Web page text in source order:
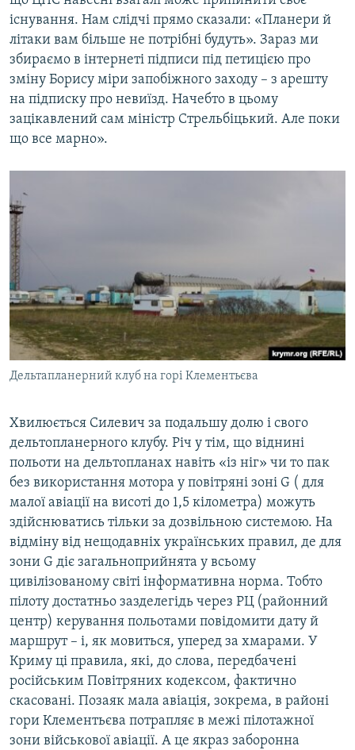
існування. Нам слідчі прямо сказали: «Планери й
літаки вам більше не потрібні будуть». Зараз ми
збираємо в інтернеті підписи під петицією про
зміну Борису міри запобіжного заходу – з арешту
на підписку про невиїзд. Начебто в цьому
зацікавлений сам міністр Стрельбіцький. Але поки
що все марно».
Дельтапланерний клуб на горі Клементьєва
Хвилюється Силевич за подальшу долю і свого
дельтопланерного клубу. Річ у тім, що віднині
польоти на дельтопланах навіть «із ніг» чи то пак
без використання мотора у повітряні зоні G ( для
малої авіації на висоті до 1,5 кілометра) можуть
здійснюватись тільки за дозвільною системою. На
відміну від нещодавніх українських правил, де для
зони G діє загальноприйнята у всьому
цивілізованому світі інформативна норма. Тобто
пілоту достатньо зазделегідь через РЦ (районний
центр) керування польотами повідомити дату й
маршрут – і, як мовиться, уперед за хмарами. У
Криму ці правила, які, до слова, передбачені
російським Повітряних кодексом, фактично
скасовані. Позаяк мала авіація, зокрема, в районі
гори Клементьєва потрапляє в межі пілотажної
зони військової авіації. А це якраз заборонна